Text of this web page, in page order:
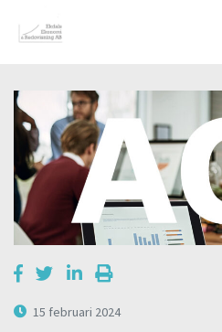
15 februari 2024